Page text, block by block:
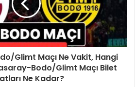
Glimt Maçı Ne Vakit, Hangi
Bodo/Glimt Maçı Bilet
Ne Kadar?